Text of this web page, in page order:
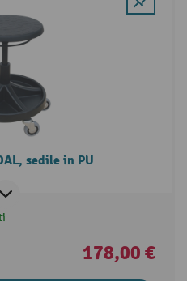
sedile in PU
178,00 €